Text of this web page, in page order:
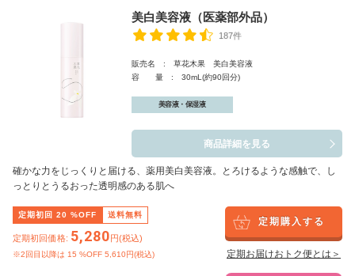
美白美容液（医薬部外品）
187件
販売名 : 草花木果 美白美容液
容 量 : 30mL(約90回分)
美容液・保湿液
商品詳細を見る
確かな力をじっくりと届ける、薬用美白美容液。とろけるような感触で、し
っとりとうるおった透明感のある肌へ
定期初回 20 %OFF 送料無料
定期初回価格: 5,280円(税込)
※2回目以降は 15 %OFF 5,610円(税込)
定期購入する
定期お届けおトク便とは＞